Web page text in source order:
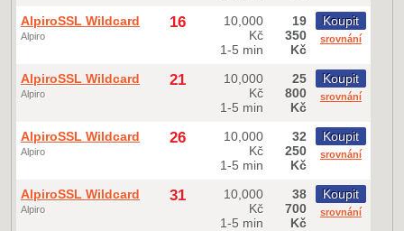
AlpiroSSL Wildcard
Alpiro
16
10,000
Kč
1-5 min
19
350
Kč
Koupit
srovnání
AlpiroSSL Wildcard
Alpiro
21
10,000
Kč
1-5 min
25
800
Kč
Koupit
srovnání
AlpiroSSL Wildcard
Alpiro
26
10,000
Kč
1-5 min
32
250
Kč
Koupit
srovnání
AlpiroSSL Wildcard
Alpiro
31
10,000
Kč
1-5 min
38
700
Kč
Koupit
srovnání